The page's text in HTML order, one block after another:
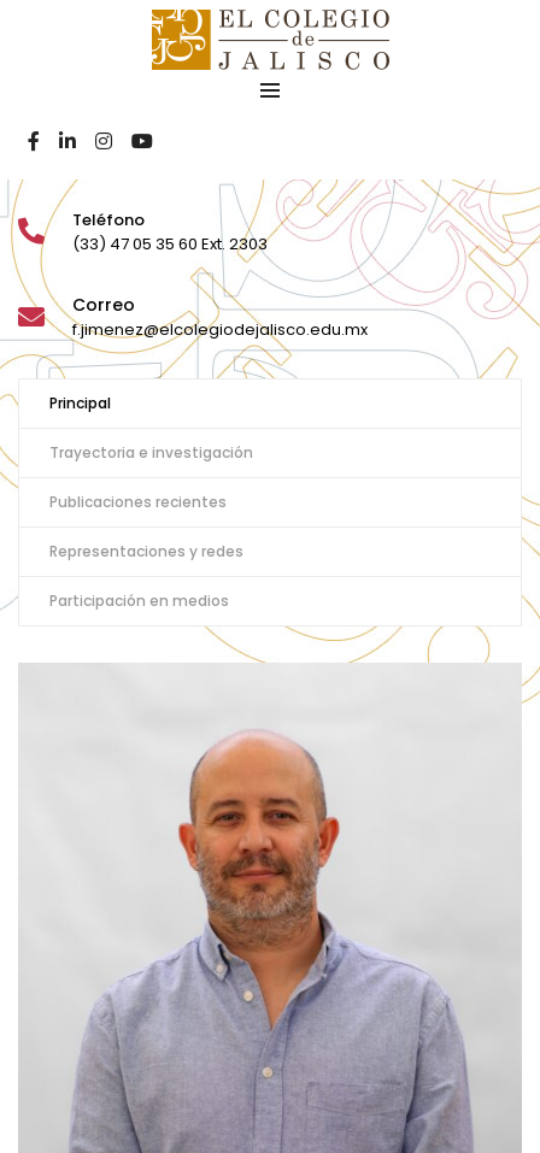
Dr. Fernando
Teléfono
(33) 47 05 35 60 Ext. 2303
Correo
f.jimenez@elcolegiodejalisco.edu.mx
Principal
Trayectoria e investigación
Publicaciones recientes
Representaciones y redes
Participación en medios